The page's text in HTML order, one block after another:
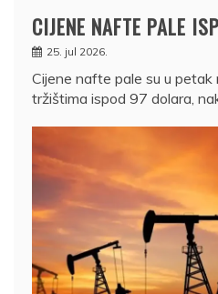
CIJENE NAFTE PALE
25. jul 2026.
Cijene nafte pale su u petak
tržištima ispod 97 dolara,